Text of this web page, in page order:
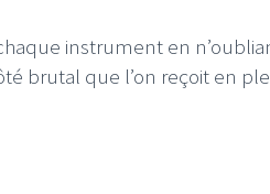
instrument en
brutal que l’on reçoit en